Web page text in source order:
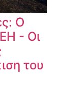
Ο
- Οι
του